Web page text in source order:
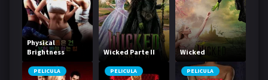
Physical
Brightness
Wicked Parte II Wicked
PELICULA PELICULA PELICULA